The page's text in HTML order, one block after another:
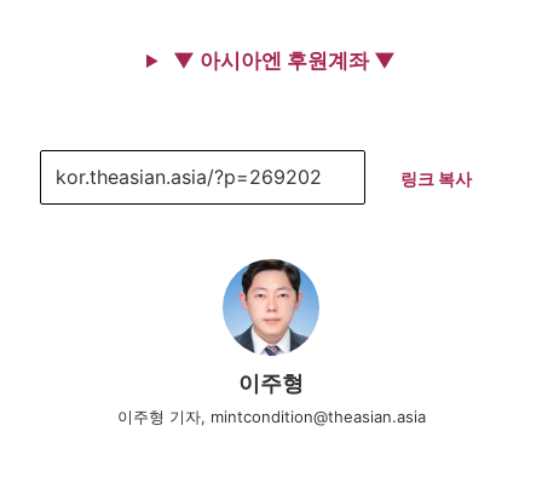
▼ 아시아엔 후원계좌 ▼
링크 복사
이주형
이주형 기자, mintcondition@theasian.asia